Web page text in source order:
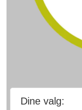
Dine valg: